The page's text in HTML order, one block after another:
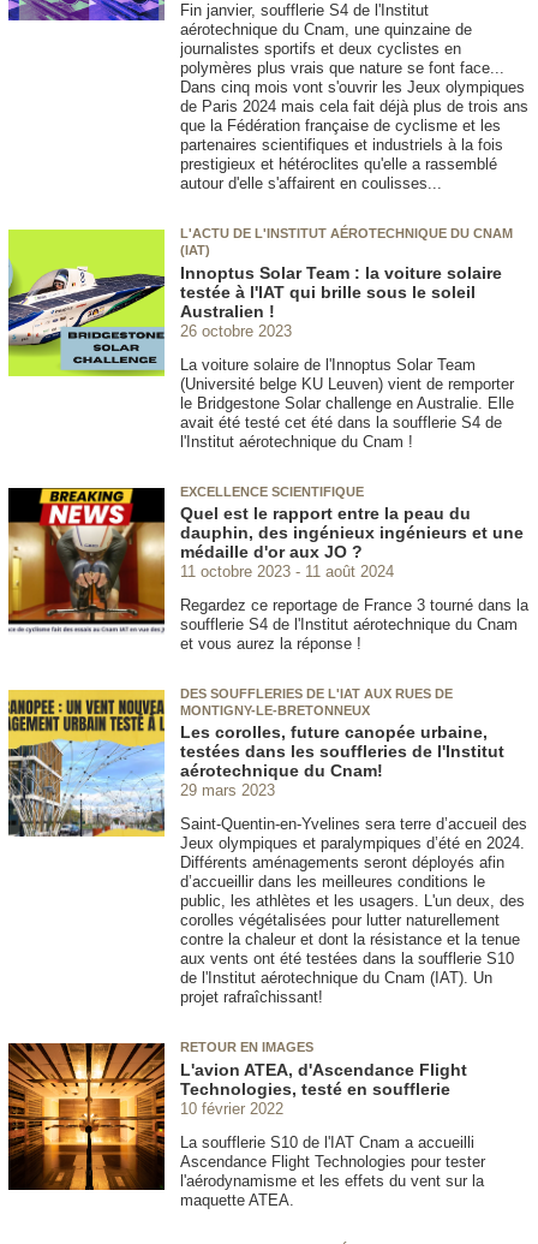
Fin janvier, soufflerie S4 de l'Institut
aérotechnique du Cnam, une quinzaine de
journalistes sportifs et deux cyclistes en
polymères plus vrais que nature se font face...
Dans cinq mois vont s'ouvrir les Jeux olympiques
de Paris 2024 mais cela fait déjà plus de trois ans
que la Fédération française de cyclisme et les
partenaires scientifiques et industriels à la fois
prestigieux et hétéroclites qu'elle a rassemblé
autour d'elle s'affairent en coulisses...
L'ACTU DE L'INSTITUT AÉROTECHNIQUE DU CNAM
(IAT)
Innoptus Solar Team : la voiture solaire
testée à l'IAT qui brille sous le soleil
Australien !
26 octobre 2023
La voiture solaire de l'Innoptus Solar Team
(Université belge KU Leuven) vient de remporter
le Bridgestone Solar challenge en Australie. Elle
avait été testé cet été dans la soufflerie S4 de
l'Institut aérotechnique du Cnam !
EXCELLENCE SCIENTIFIQUE
Quel est le rapport entre la peau du
dauphin, des ingénieux ingénieurs et une
médaille d'or aux JO ?
11 octobre 2023
11 août 2024
Regardez ce reportage de France 3 tourné dans la
soufflerie S4 de l'Institut aérotechnique du Cnam
et vous aurez la réponse !
DES SOUFFLERIES DE L'IAT AUX RUES DE
MONTIGNY-LE-BRETONNEUX
Les corolles, future canopée urbaine,
testées dans les souffleries de l'Institut
aérotechnique du Cnam!
29 mars 2023
Saint-Quentin-en-Yvelines sera terre d’accueil des
Jeux olympiques et paralympiques d’été en 2024.
Différents aménagements seront déployés afin
d’accueillir dans les meilleures conditions le
public, les athlètes et les usagers. L'un deux, des
corolles végétalisées pour lutter naturellement
contre la chaleur et dont la résistance et la tenue
aux vents ont été testées dans la soufflerie S10
de l'Institut aérotechnique du Cnam (IAT). Un
projet rafraîchissant!
RETOUR EN IMAGES
L'avion ATEA, d'Ascendance Flight
Technologies, testé en soufflerie
10 février 2022
La soufflerie S10 de l'IAT Cnam a accueilli
Ascendance Flight Technologies pour tester
l'aérodynamisme et les effets du vent sur la
maquette ATEA.